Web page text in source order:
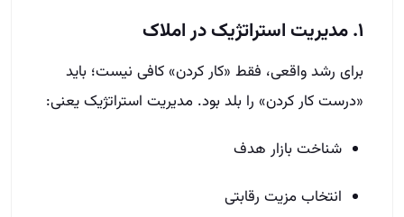
۱. مدیریت استراتژیک در املاک
برای رشد واقعی، فقط «کار کردن» کافی نیست؛ باید
«درست کار کردن» را بلد بود. مدیریت استراتژیک یعنی:
شناخت بازار هدف
انتخاب مزیت رقابتی